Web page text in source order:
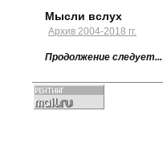
Мысли вслух
Архив 2004-2018 гг.
Продолжение следует...